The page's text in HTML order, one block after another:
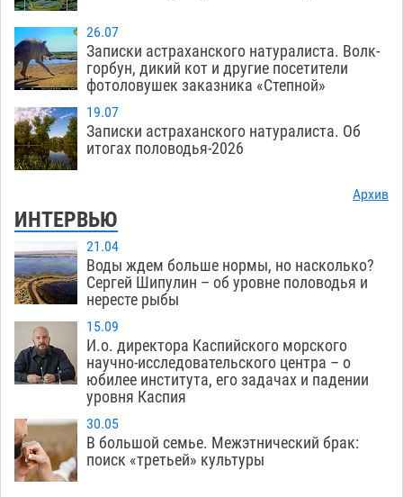
26.07
Записки астраханского натуралиста. Волк-
горбун, дикий кот и другие посетители
фотоловушек заказника «Степной»
19.07
Записки астраханского натуралиста. Об
итогах половодья-2026
Архив
ИНТЕРВЬЮ
21.04
Воды ждем больше нормы, но насколько?
Сергей Шипулин – об уровне половодья и
нересте рыбы
15.09
И.о. директора Каспийского морского
научно-исследовательского центра – о
юбилее института, его задачах и падении
уровня Каспия
30.05
В большой семье. Межэтнический брак:
поиск «третьей» культуры